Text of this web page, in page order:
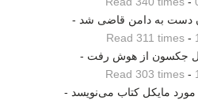
دست به دامن قاضی شد -
-
Read 311 times
جکسون از هوش رفت -
-
Read 303 times
مایکل کتاب می‌نویسد -